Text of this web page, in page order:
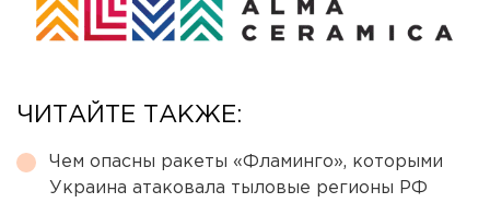
ЧИТАЙТЕ ТАКЖЕ:
Чем опасны ракеты «Фламинго», которыми
Украина атаковала тыловые регионы РФ